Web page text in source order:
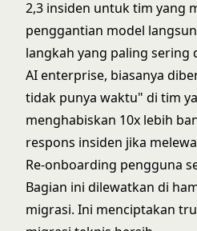
2,3 insiden untuk tim yang
penggantian model
langkah yang paling sering
AI enterprise, biasanya
tidak punya waktu" di tim
menghabiskan 10x lebih
respons insiden jika
Re-onboarding pengguna
Bagian ini dilewatkan di
migrasi. Ini menciptakan